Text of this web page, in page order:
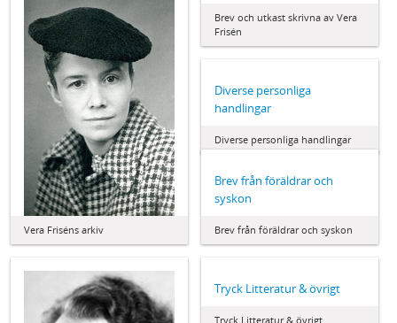
Brev och utkast skrivna av Vera
Frisén
Vera Friséns arkiv
Diverse personliga
handlingar
Diverse personliga handlingar
Brev från föräldrar och
syskon
Brev från föräldrar och syskon
Tryck Litteratur & övrigt
Tryck Litteratur & övrigt